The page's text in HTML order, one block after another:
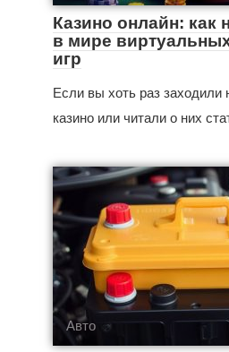
Казино онлайн: как
в мире
игр
Если вы хоть раз заходили
казино или читали о них
Авто